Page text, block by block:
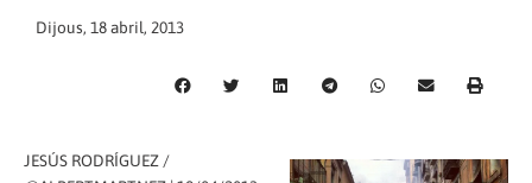
Dijous, 18 abril, 2013
JESÚS RODRÍGUEZ /